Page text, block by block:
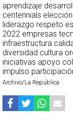
Archivo/La República